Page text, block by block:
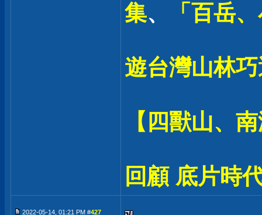
集、 「百岳
遊台灣山林
【四獸山、
回顧 底片時
2022-05-14, 01:21 PM #427